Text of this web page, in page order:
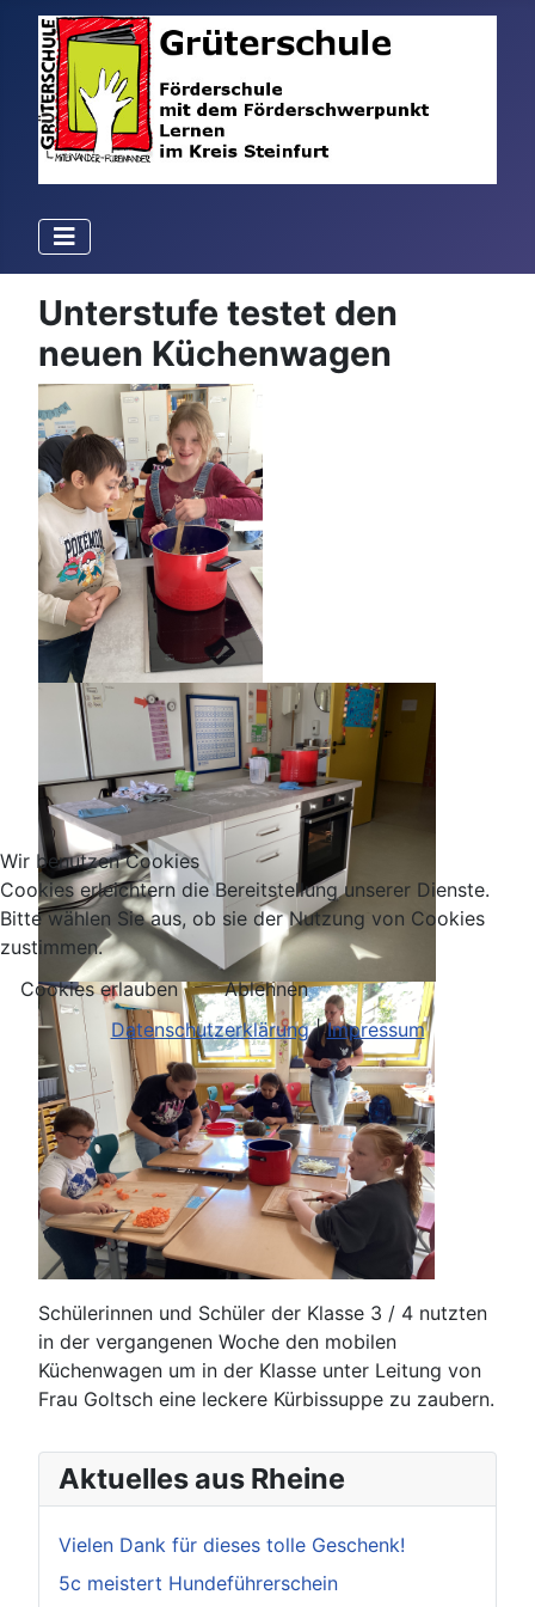
Unterstufe testet den
neuen Küchenwagen
Schülerinnen und Schüler der Klasse 3 / 4 nutzten
in der vergangenen Woche den mobilen
Küchenwagen um in der Klasse unter Leitung von
Frau Goltsch eine leckere Kürbissuppe zu zaubern.
Aktuelles aus Rheine
Vielen Dank für dieses tolle Geschenk!
5c meistert Hundeführerschein
Wir benutzen Cookies
Cookies erleichtern die Bereitstellung unserer Dienste.
Bitte wählen Sie aus, ob sie der Nutzung von Cookies
zustimmen.
Cookies erlauben
Ablehnen
Datenschutzerklärung|Impressum